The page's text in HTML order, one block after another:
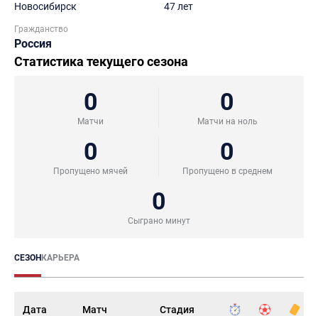
Новосибирск 47 лет
Гражданство
Россия
Статистика текущего сезона
0
Матчи
0
Матчи на ноль
0
Пропущено мячей
0
Пропущено в среднем
0
Сыграно минут
СЕЗОНКАРЬЕРА
Дата Матч Стадия